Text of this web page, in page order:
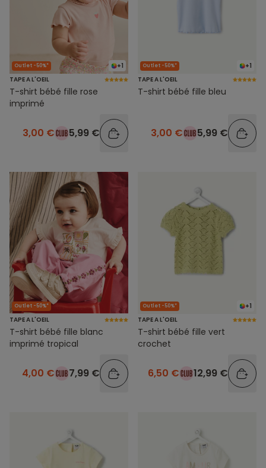
+1
Outlet -50%*
TAPE A L'OEIL
T-shirt bébé fille rose
imprimé
3,00 € 5,99 €
+1
Outlet -50%*
TAPE A L'OEIL
T-shirt bébé fille bleu
3,00 € 5,99 €
Outlet -50%*
TAPE A L'OEIL
T-shirt bébé fille blanc
imprimé tropical
4,00 € 7,99 €
+1
Outlet -50%*
TAPE A L'OEIL
T-shirt bébé fille vert
crochet
6,50 € 12,99 €